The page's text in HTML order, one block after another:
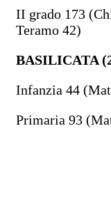
II grado 173
Teramo 42)
BASILICATA
Infanzia 44
Primaria 93